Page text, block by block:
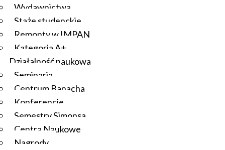
Wydawnictwa
Staże studenckie
Remonty w IMPAN
Kategoria A+
Działalność naukowa
Seminaria
Centrum Banacha
Konferencje
Semestry Simonsa
Centra Naukowe
Nagrody